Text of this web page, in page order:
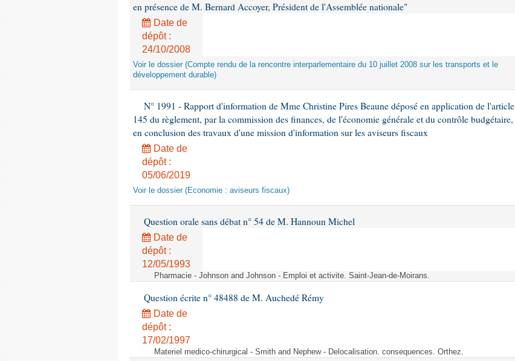
en présence de M. Bernard Accoyer, Président de l'Assemblée nationale"
Date de
dépôt :
24/10/2008
Voir le dossier (Compte rendu de la rencontre interparlementaire du 10 juillet 2008 sur les transports et le
développement durable)
N° 1991 - Rapport d'information de Mme Christine Pires Beaune déposé en application de l'article
145 du règlement, par la commission des finances, de l'économie générale et du contrôle budgétaire,
en conclusion des travaux d'une mission d'information sur les aviseurs fiscaux
Date de
dépôt :
05/06/2019
Voir le dossier (Economie : aviseurs fiscaux)
Question orale sans débat n° 54 de M. Hannoun Michel
Date de
dépôt :
12/05/1993
Pharmacie - Johnson and Johnson - Emploi et activite. Saint-Jean-de-Moirans.
Question écrite n° 48488 de M. Auchedé Rémy
Date de
dépôt :
17/02/1997
Materiel medico-chirurgical - Smith and Nephew - Delocalisation. consequences. Orthez.